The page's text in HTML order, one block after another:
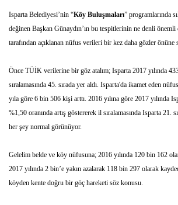
Isparta Belediyesi’nin “Köy Buluşmaları” programlarında
değinen Başkan Günaydın’ın bu tespitlerinin ne denli
tarafından açıklanan nüfus verileri bir kez daha gözler önüne
Önce TÜİK verilerine bir göz atalım; Isparta 2017 yılında
sıralamasında 45. sırada yer aldı. Isparta'da ikamet eden
yıla göre 6 bin 506 kişi arttı. 2016 yılına göre 2017 yılında
%1,50 oranında artış göstererek il sıralamasında Isparta 21.
her şey normal görünüyor.
Gelelim belde ve köy nüfusuna; 2016 yılında 120 bin 162
2017 yılında 2 bin’e yakın azalarak 118 bin 297 olarak
köyden kente doğru bir göç hareketi söz konusu.